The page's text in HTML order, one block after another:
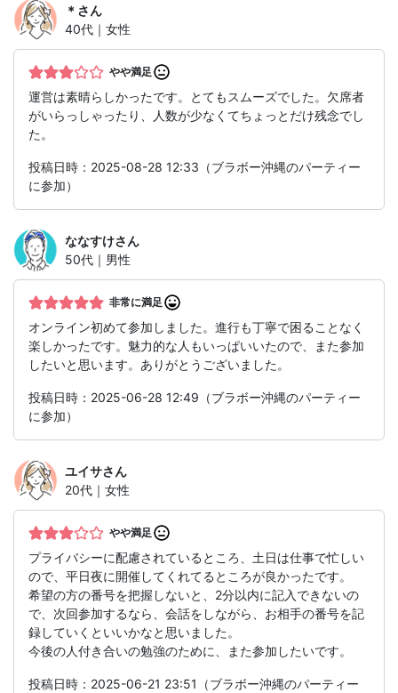
＊ さん
40代｜女性
やや満足
運営は素晴らしかったです。とてもスムーズでした。欠席者
がいらっしゃったり、人数が少なくてちょっとだけ残念でし
た。
投稿日時：2025-08-28 12:33（ブラボー沖縄のパーティー
に参加）
ななすけさん
50代｜男性
非常に満足
オンライン初めて参加しました。進行も丁寧で困ることなく
楽しかったです。魅力的な人もいっぱいいたので、また参加
したいと思います。ありがとうございました。
投稿日時：2025-06-28 12:49（ブラボー沖縄のパーティー
に参加）
ユイサさん
20代｜女性
やや満足
プライバシーに配慮されているところ、土日は仕事で忙しい
ので、平日夜に開催してくれてるところが良かったです。
希望の方の番号を把握しないと、2分以内に記入できないの
で、次回参加するなら、会話をしながら、お相手の番号を記
録していくといいかなと思いました。
今後の人付き合いの勉強のために、また参加したいです。
投稿日時：2025-06-21 23:51（ブラボー沖縄のパーティー